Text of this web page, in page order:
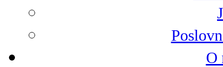
O